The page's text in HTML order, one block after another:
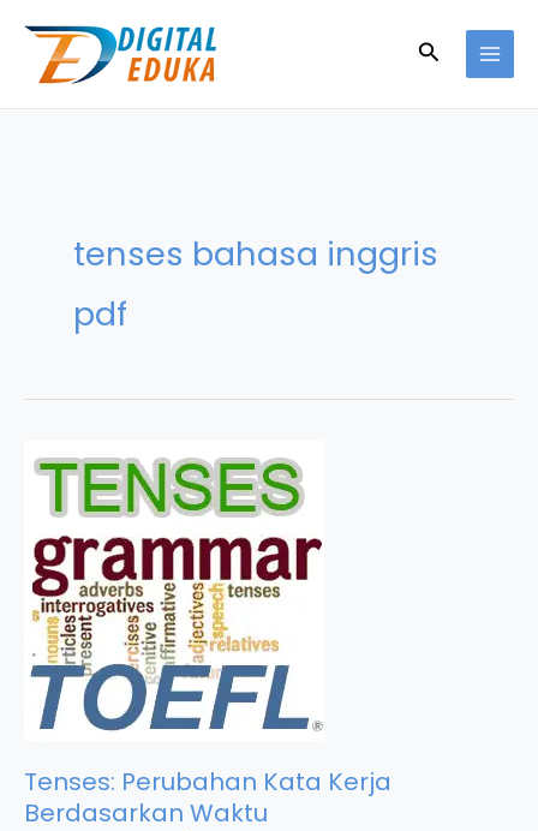
content
Search
tenses bahasa inggris
pdf
Tenses: Perubahan Kata Kerja
Berdasarkan Waktu